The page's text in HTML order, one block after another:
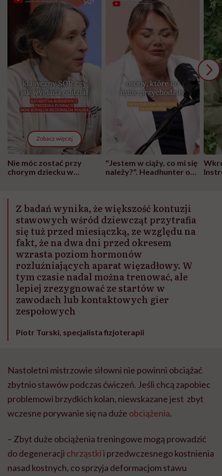
Zobacz więcej
Nie móc zostać przy
chorym dziecku w
może chyba tylko
głupota i brak
wyobraźni"
"Jestem w ciąży, co mi się
należy?". Headhunter o
Z badań wynika, że większość kontuzji
stawowych wśród dziewcząt przytrafia
się tuż przed miesiączką, ze względu na
fakt, że na dwa dni przed okresem
wzrasta poziom hormonów
rozluźniających aparat więzadłowy. W
tym czasie nadal można trenować, ale
lepiej zrezygnować ze startów w
zawodach lub kontaktowych gier
zespołowych
Piotr Turski, specjalista fizjoterapii
Nastoletni mistrzowie siłowni nie powinni obciążać
zbytnio stawów podczas ćwiczeń. Jeśli chcą zapobiec
problemowi brzydkich kolan, niewskazane jest zbyt
wczesne porywanie się na duże obciążenia.
– Zbyt duże obciążenia treningowe mogą prowadzić
do degeneracji chrząstkii przedwczesnego kostnienia
nasad kostnych, co sprzyja deformacjom stawu